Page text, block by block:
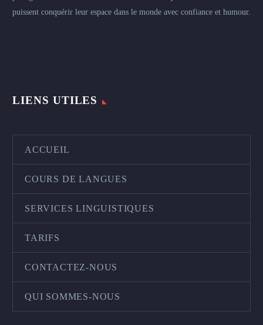
puissent conquérir leur espace dans le monde avec confiance et humour.
LIENS UTILES
ACCUEIL
COURS DE LANGUES
SERVICES LINGUISTIQUES
TARIFS
CONTACTEZ-NOUS
QUI SOMMES-NOUS